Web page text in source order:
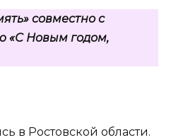
совместно с
«С Новым годом,
в Ростовской области.